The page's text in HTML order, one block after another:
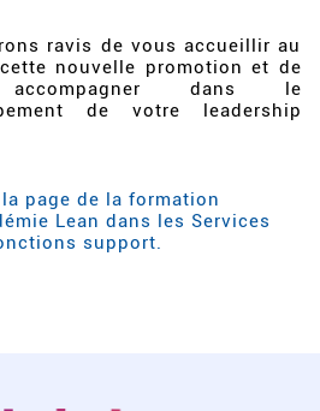
ravis de vous accueillir au
nouvelle promotion et de
dans le
de votre leadership
page de la formation
Lean dans les Services
support.